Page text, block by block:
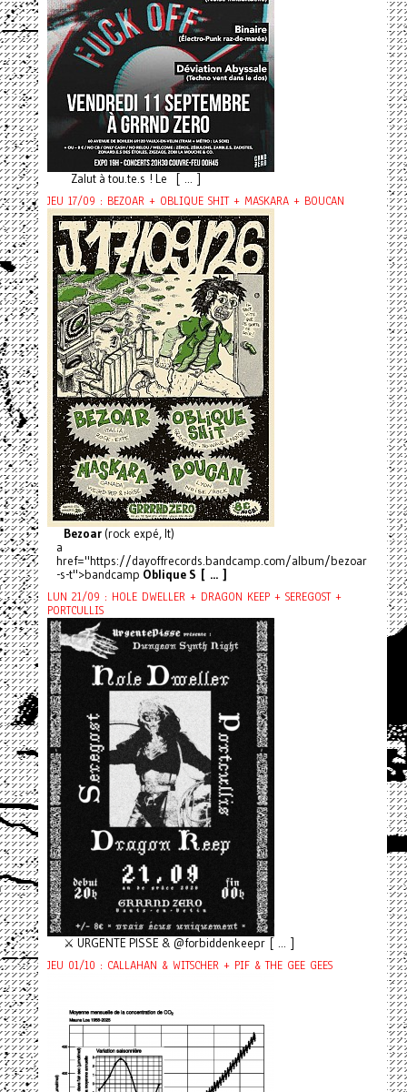
Zalut à tou.te.s ! Le [ ... ]
JEU 17/09 : BEZOAR + OBLIQUE SHIT + MASKARA + BOUCAN
Bezoar(rock expé, It)
a
href="https://dayoffrecords.bandcamp.com/album/bezoar
-s-t">bandcamp Oblique S [ ... ]
LUN 21/09 : HOLE DWELLER + DRAGON KEEP + SEREGOST +
PORTCULLIS
⚔️ URGENTE PISSE & @forbiddenkeepr [ ... ]
JEU 01/10 : CALLAHAN & WITSCHER + PIF & THE GEE GEES